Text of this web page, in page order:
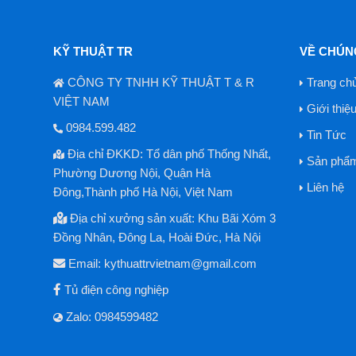
KỸ THUẬT TR
CÔNG TY TNHH KỸ THUẬT T & R
VIỆT NAM
0984.599.482
Địa chỉ ĐKKD: Tổ dân phố Thống Nhất,
Phường Dương Nội, Quận Hà
Đông,Thành phố Hà Nội, Việt Nam
Địa chỉ xưởng sản xuất: Khu Bãi Xóm 3
Đồng Nhân, Đông La, Hoài Đức, Hà Nội
Email: kythuattrvietnam@gmail.com
Tủ điện công nghiệp
Zalo: 0984599482
VỀ
Trang
Giới thiệu
Tin Tức
Sản
Liên hệ